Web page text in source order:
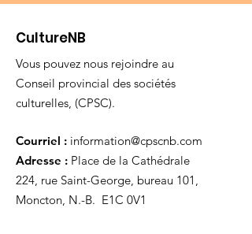
CultureNB
Vous pouvez nous rejoindre au
Conseil provincial des sociétés
culturelles, (CPSC).
Courriel : information@cpscnb.com
Adresse : Place de la Cathédrale
224, rue Saint-George, bureau 101,
Moncton, N.-B. E1C 0V1